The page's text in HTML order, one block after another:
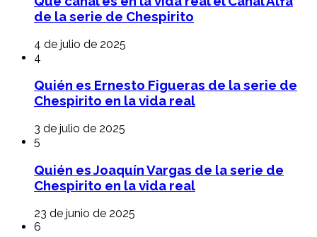
de la serie de Chespirito
4 de julio de 2025
4
Quién es Ernesto Figueras de la serie de
Chespirito en la vida real
3 de julio de 2025
5
Quién es Joaquín Vargas de la serie de
Chespirito en la vida real
23 de junio de 2025
6